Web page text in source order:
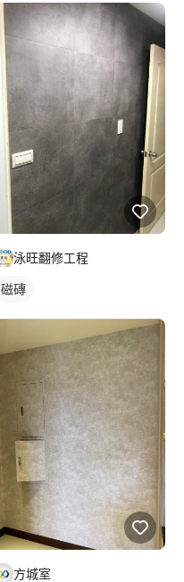
泳旺翻修工程
磁磚
方城室